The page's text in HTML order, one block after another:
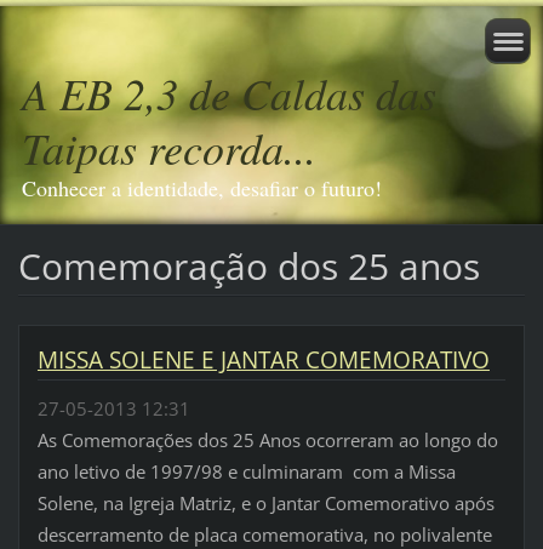
A EB 2,3 de Caldas das
Taipas recorda...
Conhecer a identidade, desafiar o futuro!
Comemoração dos 25 anos
MISSA SOLENE E JANTAR COMEMORATIVO
27-05-2013 12:31
As Comemorações dos 25 Anos ocorreram ao longo do
ano letivo de 1997/98 e culminaram com a Missa
Solene, na Igreja Matriz, e o Jantar Comemorativo após
descerramento de placa comemorativa, no polivalente